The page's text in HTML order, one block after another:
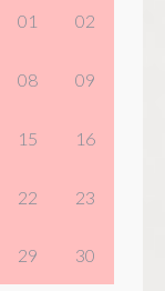
01 02
08 09
15 16
22 23
29 30